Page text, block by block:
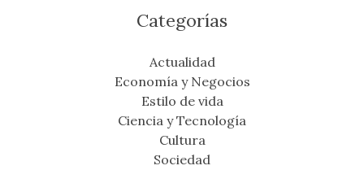
Categorías
Actualidad
Economía y Negocios
Estilo de vida
Ciencia y Tecnología
Cultura
Sociedad